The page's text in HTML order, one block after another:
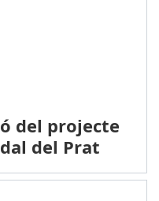
del projecte
del Prat